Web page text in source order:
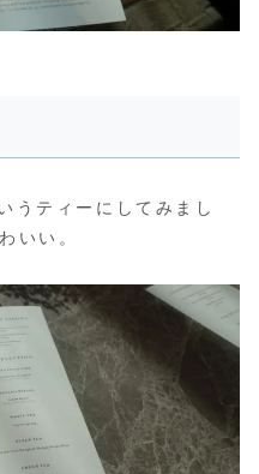
ティーにしてみまし
いい。